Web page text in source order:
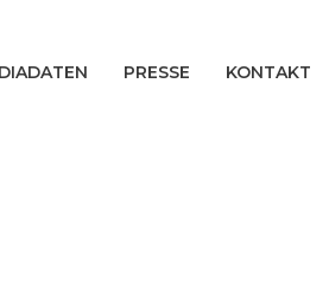
PRESSE KONTAKT